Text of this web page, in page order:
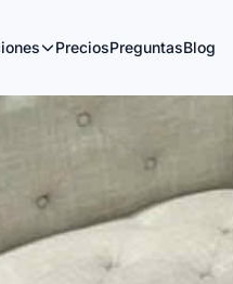
PreciosPreguntasBlog